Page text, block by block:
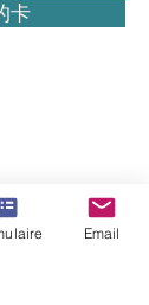
卡
Email